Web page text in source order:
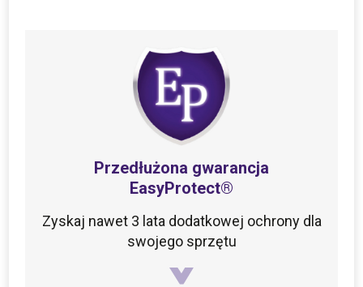
Przedłużona gwarancja
EasyProtect®
Zyskaj nawet 3 lata dodatkowej ochrony dla
swojego sprzętu